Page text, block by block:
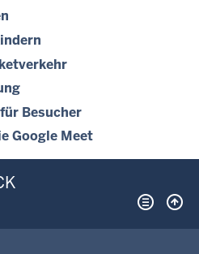
Besucher
Google Meet